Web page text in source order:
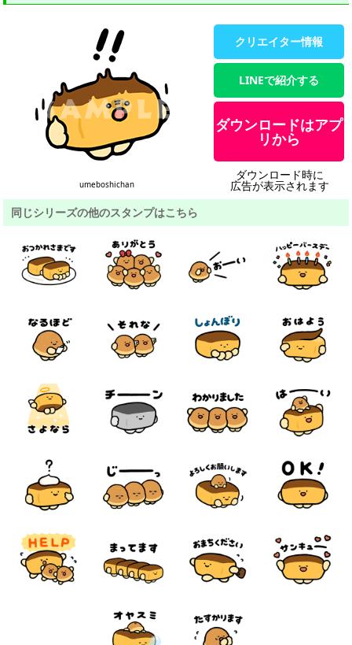
umeboshichan
クリエイター情報
LINEで紹介する
ダウンロードはアプ
リから
ダウンロード時に
広告が表示されます
同じシリーズの他のスタンプはこちら